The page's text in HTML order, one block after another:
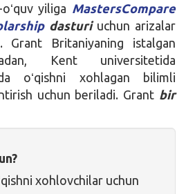
yiliga MastersCompare
dasturiuchun arizalar
Grant Britaniyaning istalgan
Kent universitetida
oʻqishni xohlagan bilimli
uchun beriladi. Grant bir
xohlovchilar uchun